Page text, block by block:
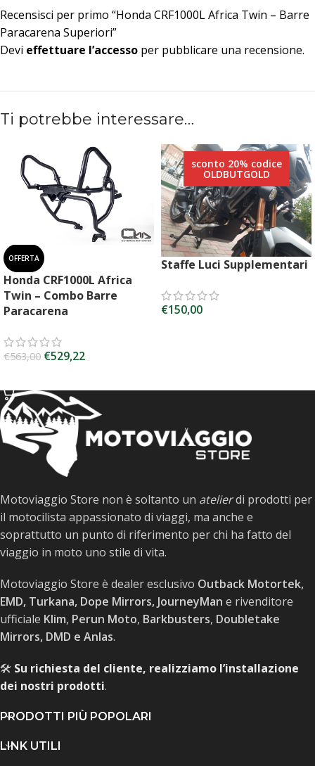
Recensisci per primo “Honda CRF1000L Africa Twin – Barre
Paracarena Superiori”
Devi effettuare l’accesso per pubblicare una recensione.
Ti potrebbe interessare…
OFFERTA
Honda CRF1000L Africa
Twin – Combo Barre
Paracarena
€563,00 €529,22
sconto 20% codice
OLDBUTGOLD
Staffe Luci Supplementari
€150,00
Motoviaggio Store non è soltanto un atelierdi prodotti per
il motocilista appassionato di viaggi, ma anche e
soprattutto un punto di riferimento per chi ha fatto del
viaggio in moto uno stile di vita.
Motoviaggio Store è dealer esclusivo Outback Motortek,
EMD, Turkana, Dope Mirrors, JourneyMan e rivenditore
ufficiale Klim, Perun Moto, Barkbusters, Doubletake
Mirrors, DMD e Anlas.
🛠️ Su richiesta del cliente, realizziamo l’installazione
dei nostri prodotti.
PRODOTTI PIÙ POPOLARI
LINK UTILI